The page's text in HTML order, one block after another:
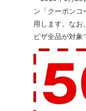
ン「クーポン
用します。な
ピザ全品が対象